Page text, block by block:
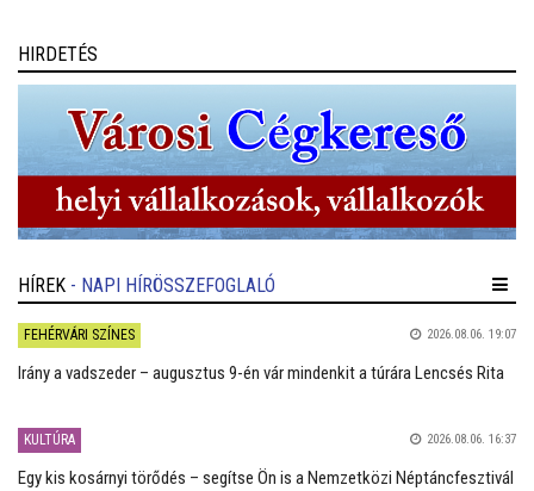
HIRDETÉS
HÍREK - NAPI HÍRÖSSZEFOGLALÓ
FEHÉRVÁRI SZÍNES 2026.08.06. 19:07
Irány a vadszeder – augusztus 9-én vár mindenkit a túrára Lencsés Rita
KULTÚRA 2026.08.06. 16:37
Egy kis kosárnyi törődés – segítse Ön is a Nemzetközi Néptáncfesztivál